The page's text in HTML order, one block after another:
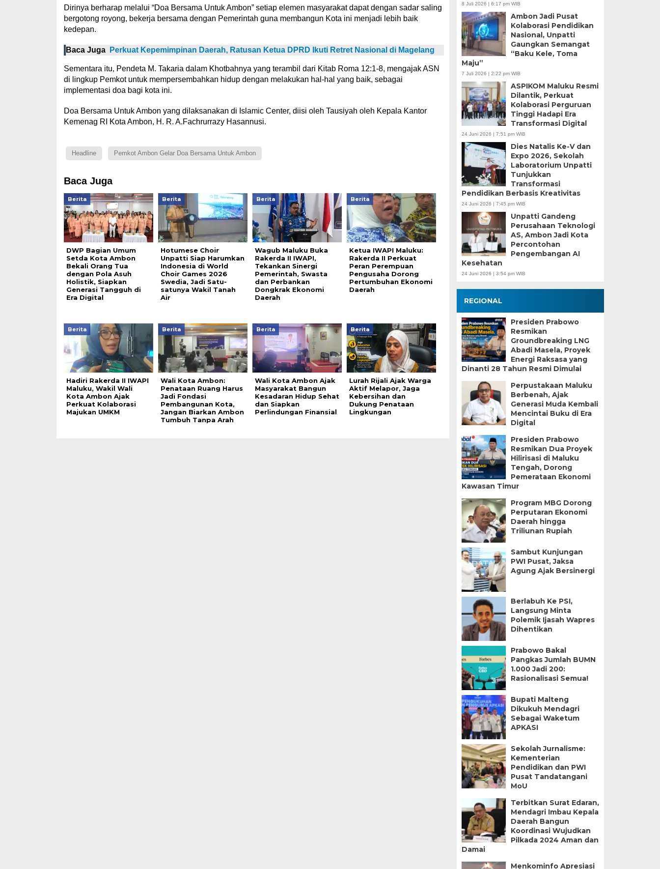
Dirinya berharap melalui “Doa Bersama Untuk Ambon” setiap elemen masyarakat dapat dengan sadar saling
bergotong royong, bekerja bersama dengan Pemerintah guna membangun Kota ini menjadi lebih baik
kedepan.
Baca Juga Perkuat Kepemimpinan Daerah, Ratusan Ketua DPRD Ikuti Retret Nasional di Magelang
Sementara itu, Pendeta M. Takaria dalam Khotbahnya yang terambil dari Kitab Roma 12:1-8, mengajak ASN
di lingkup Pemkot untuk mempersembahkan hidup dengan melakukan hal-hal yang baik, sebagai
implementasi doa bagi kota ini.
Doa Bersama Untuk Ambon yang dilaksanakan di Islamic Center, diisi oleh Tausiyah oleh Kepala Kantor
Kemenag RI Kota Ambon, H. R. A.Fachrurrazy Hasannusi.
Headline Pemkot Ambon Gelar Doa Bersama Untuk Ambon
Baca Juga
Berita
DWP Bagian Umum
Setda Kota Ambon
Bekali Orang Tua
dengan Pola Asuh
Holistik, Siapkan
Generasi Tangguh di
Era Digital
Berita
Hotumese Choir
Unpatti Siap Harumkan
Indonesia di World
Choir Games 2026
Swedia, Jadi Satu-
satunya Wakil Tanah
Air
Berita
Wagub Maluku Buka
Rakerda II IWAPI,
Tekankan Sinergi
Pemerintah, Swasta
dan Perbankan
Dongkrak Ekonomi
Daerah
Berita
Ketua IWAPI Maluku:
Rakerda II Perkuat
Peran Perempuan
Pengusaha Dorong
Pertumbuhan Ekonomi
Daerah
Berita
Hadiri Rakerda II IWAPI
Maluku, Wakil Wali
Kota Ambon Ajak
Perkuat Kolaborasi
Majukan UMKM
Berita
Wali Kota Ambon:
Penataan Ruang Harus
Jadi Fondasi
Pembangunan Kota,
Jangan Biarkan Ambon
Tumbuh Tanpa Arah
Berita
Wali Kota Ambon Ajak
Masyarakat Bangun
Kesadaran Hidup Sehat
dan Siapkan
Perlindungan Finansial
Berita
Lurah Rijali Ajak Warga
Aktif Melapor, Jaga
Kebersihan dan
Dukung Penataan
Lingkungan
8 Juli 2026 | 6:17 pm WIB
Ambon Jadi Pusat
Kolaborasi Pendidikan
Nasional, Unpatti
Gaungkan Semangat
“Baku Kele, Toma
Maju”
7 Juli 2026 | 2:22 pm WIB
ASPIKOM Maluku Resmi
Dilantik, Perkuat
Kolaborasi Perguruan
Tinggi Hadapi Era
Transformasi Digital
24 Juni 2026 | 7:51 pm WIB
Dies Natalis Ke-V dan
Expo 2026, Sekolah
Laboratorium Unpatti
Tunjukkan
Transformasi
Pendidikan Berbasis Kreativitas
24 Juni 2026 | 7:45 pm WIB
Unpatti Gandeng
Perusahaan Teknologi
AS, Ambon Jadi Kota
Percontohan
Pengembangan AI
Kesehatan
24 Juni 2026 | 3:54 pm WIB
REGIONAL
Presiden Prabowo
Resmikan
Groundbreaking LNG
Abadi Masela, Proyek
Energi Raksasa yang
Dinanti 28 Tahun Resmi Dimulai
Perpustakaan Maluku
Berbenah, Ajak
Generasi Muda Kembali
Mencintai Buku di Era
Digital
Presiden Prabowo
Resmikan Dua Proyek
Hilirisasi di Maluku
Tengah, Dorong
Pemerataan Ekonomi
Kawasan Timur
Program MBG Dorong
Perputaran Ekonomi
Daerah hingga
Triliunan Rupiah
Sambut Kunjungan
PWI Pusat, Jaksa
Agung Ajak Bersinergi
Berlabuh Ke PSI,
Langsung Minta
Polemik Ijasah Wapres
Dihentikan
Prabowo Bakal
Pangkas Jumlah BUMN
1.000 Jadi 200:
Rasionalisasi Semua!
Bupati Malteng
Dikukuh Mendagri
Sebagai Waketum
APKASI
Sekolah Jurnalisme:
Kementerian
Pendidikan dan PWI
Pusat Tandatangani
MoU
Terbitkan Surat Edaran,
Mendagri Imbau Kepala
Daerah Bangun
Koordinasi Wujudkan
Pilkada 2024 Aman dan
Damai
Menkominfo Apresiasi